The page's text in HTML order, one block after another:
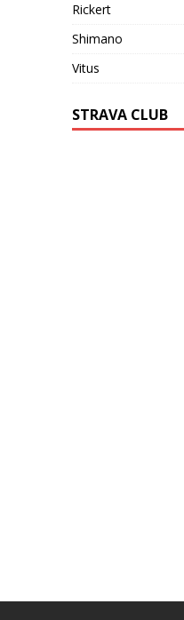
Rickert
Shimano
Vitus
STRAVA CLUB